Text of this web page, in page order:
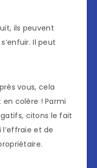
ils peuvent
Il peut
vous, cela
colère ! Parmi
citons le fait
et de